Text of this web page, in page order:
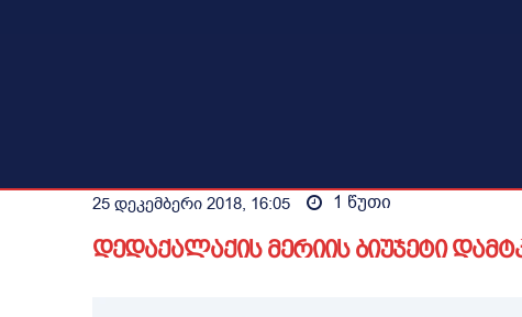
25 დეკემბერი 2018, 16:05 1 წუთი
დედაქალაქის მერიის ბიუჯეტი